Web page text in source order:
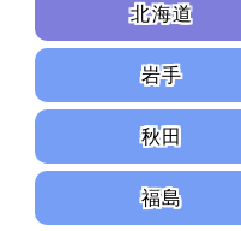
北海道
岩手
秋田
福島